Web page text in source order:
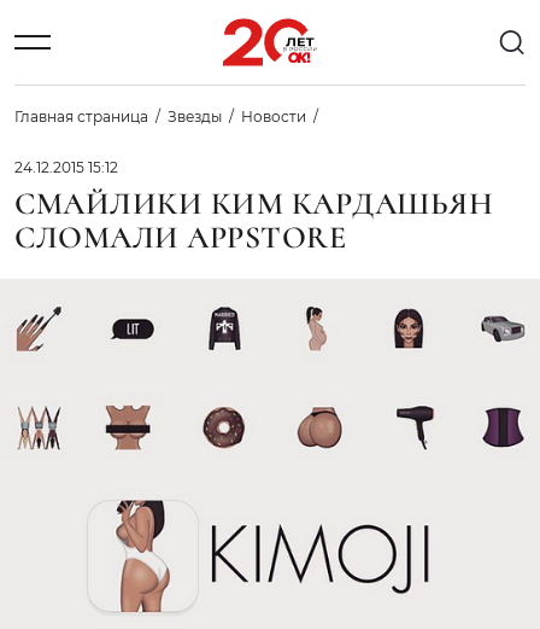
Главная страница Звезды Новости
24.12.2015 15:12
СМАЙЛИКИ КИМ КАРДАШЬЯН
СЛОМАЛИ APPSTORE